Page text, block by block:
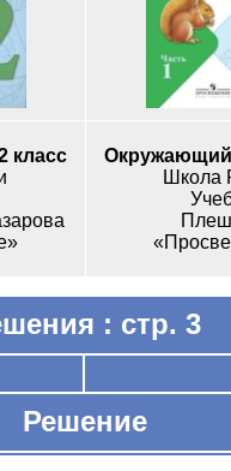
класс
Окружающий
Школа
: стр. 3
Решение